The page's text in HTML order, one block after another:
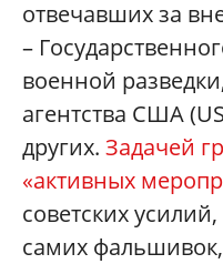
отвечавших за
–
военной
агентства США
других. Задачей
«активных
советских
самих